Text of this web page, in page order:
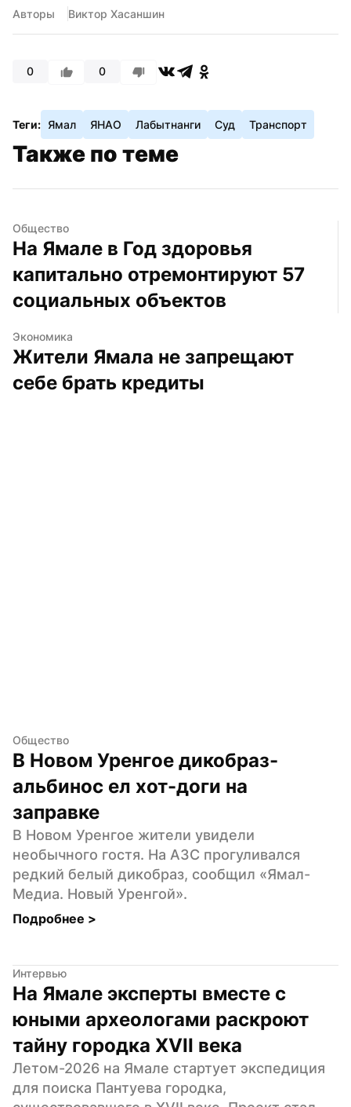
Авторы Виктор Хасаншин
0 0
Теги: Ямал ЯНАО Лабытнанги Суд Транспорт
Также по теме
Общество
На Ямале в Год здоровья
капитально отремонтируют 57
социальных объектов
Экономика
Жители Ямала не запрещают
себе брать кредиты
Общество
В Новом Уренгое дикобраз-
альбинос ел хот-доги на
заправке
В Новом Уренгое жители увидели
необычного гостя. На АЗС прогуливался
редкий белый дикобраз, сообщил «Ямал-
Медиа. Новый Уренгой».
Подробнее >
Интервью
На Ямале эксперты вместе с
юными археологами раскроют
тайну городка XVII века
Летом-2026 на Ямале стартует экспедиция
для поиска Пантуева городка,